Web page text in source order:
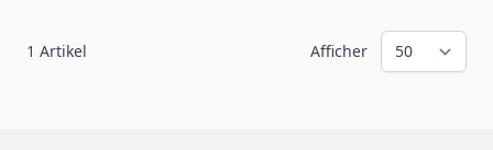
1 Artikel Afficher